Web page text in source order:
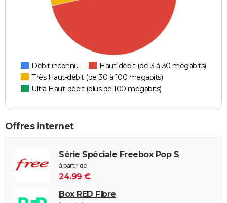
Débit inconnu
Haut-débit (de 3 à 30 megabits)
Très Haut-débit (de 30 à 100 megabits)
Ultra Haut-débit (plus de 100 megabits)
Offres internet
Série Spéciale Freebox Pop S
à partir de
24.99 €
Box RED Fibre